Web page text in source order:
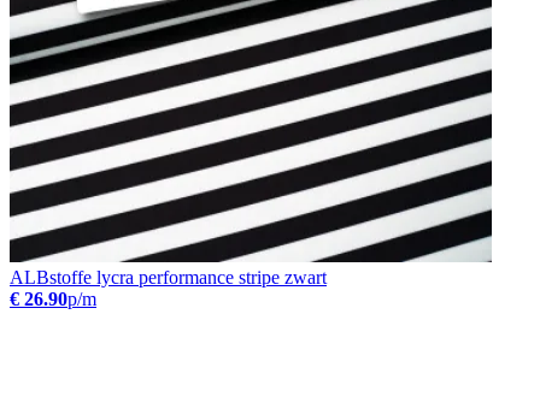
ALBstoffe lycra performance stripe zwart
€ 26.90p/m